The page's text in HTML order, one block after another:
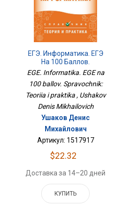
ЕГЭ. Информатика. ЕГЭ
На 100 Баллов.
Справочник: Теория И
EGE. Informatika. EGE na
100 ballov. Spravochnik:
Teoriia i praktika , Ushakov
Denis Mikhailovich
Ушаков Денис
Михайлович
Артикул: 1517917
$22.32
Доставка за 14–20 дней
КУПИТЬ